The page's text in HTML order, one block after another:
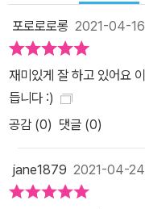
포로로로롱 2021-04-16
재미있게 잘 하고 있어요
듭니다 :)
공감 (0) 댓글 (0)
jane1879 2021-04-24